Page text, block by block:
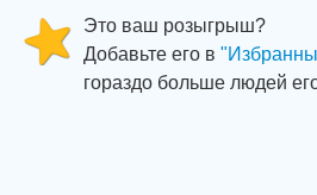
Это ваш розыгрыш?
Добавьте его в
гораздо больше людей